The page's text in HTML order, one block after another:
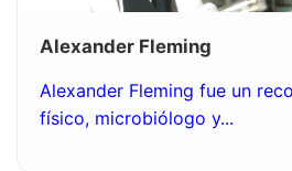
Alexander Fleming
Alexander Fleming fue un
físico, microbiólogo y...